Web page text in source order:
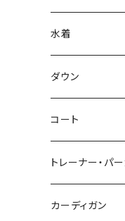
水着
～44/S
46/M
48/L
50/XL～
ダウン
～44/S
46/M
48/L
コート
～44/S
46/M
トレーナー・パ
～44/S
カーディガン